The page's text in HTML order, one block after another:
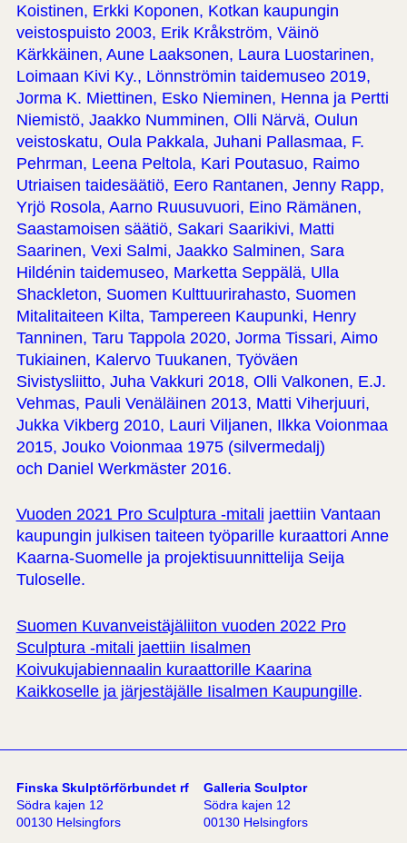
Koistinen, Erkki Koponen, Kotkan kaupungin
veistospuisto 2003, Erik Kråkström, Väinö
Kärkkäinen, Aune Laaksonen, Laura Luostarinen,
Loimaan Kivi Ky., Lönnströmin taidemuseo 2019,
Jorma K. Miettinen, Esko Nieminen, Henna ja Pertti
Niemistö, Jaakko Numminen, Olli Närvä, Oulun
veistoskatu, Oula Pakkala, Juhani Pallasmaa, F.
Pehrman, Leena Peltola, Kari Poutasuo, Raimo
Utriaisen taidesäätiö, Eero Rantanen, Jenny Rapp,
Yrjö Rosola, Aarno Ruusuvuori, Eino Rämänen,
Saastamoisen säätiö, Sakari Saarikivi, Matti
Saarinen, Vexi Salmi, Jaakko Salminen, Sara
Hildénin taidemuseo, Marketta Seppälä, Ulla
Shackleton, Suomen Kulttuurirahasto, Suomen
Mitalitaiteen Kilta, Tampereen Kaupunki, Henry
Tanninen, Taru Tappola 2020, Jorma Tissari, Aimo
Tukiainen, Kalervo Tuukanen, Työväen
Sivistysliitto, Juha Vakkuri 2018, Olli Valkonen, E.J.
Vehmas, Pauli Venäläinen 2013, Matti Viherjuuri,
Jukka Vikberg 2010, Lauri Viljanen, Ilkka Voionmaa
2015, Jouko Voionmaa 1975 (silvermedalj)
och Daniel Werkmäster 2016.
Vuoden 2021 Pro Sculptura -mitali jaettiin Vantaan
kaupungin julkisen taiteen työparille kuraattori Anne
Kaarna-Suomelle ja projektisuunnittelija Seija
Tuloselle.
Suomen Kuvanveistäjäliiton vuoden 2022 Pro
Sculptura -mitali jaettiin Iisalmen
Koivukujabiennaalin kuraattorille Kaarina
Kaikkoselle ja järjestäjälle Iisalmen Kaupungille.
Finska Skulptörförbundet rf
Södra kajen 12
00130 Helsingfors
Galleria Sculptor
Södra kajen 12
00130 Helsingfors